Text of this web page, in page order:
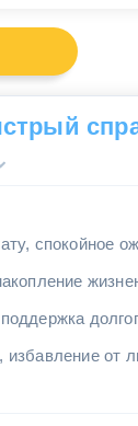
спокойное
избавление от